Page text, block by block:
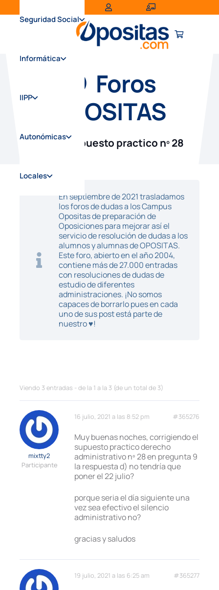
Seguridad Social
Informática
IIPP
Autonómicas
Locales
Foros
OPOSITAS
DUDA Supuesto practico nº 28
En septiembre de 2021 trasladamos
los foros de dudas a los Campus
Opositas de preparación de
Oposiciones para mejorar así el
servicio de resolución de dudas a los
alumnos y alumnas de OPOSITAS.
Este foro, abierto en el año 2004,
contiene más de 27.000 entradas
con resoluciones de dudas de
estudio de diferentes
administraciones. ¡No somos
capaces de borrarlo pues en cada
uno de sus post está parte de
nuestro ♥!
Viendo 3 entradas - de la 1 a la 3 (de un total de 3)
16 julio, 2021 a las 8:52 pm #365276
mixtty2
Participante
Muy buenas noches, corrigiendo el
supuesto practico derecho
administrativo nº 28 en pregunta 9
la respuesta d) no tendría que
poner el 22 julio?
porque seria el día siguiente una
vez sea efectivo el silencio
administrativo no?
gracias y saludos
19 julio, 2021 a las 6:25 am #365277